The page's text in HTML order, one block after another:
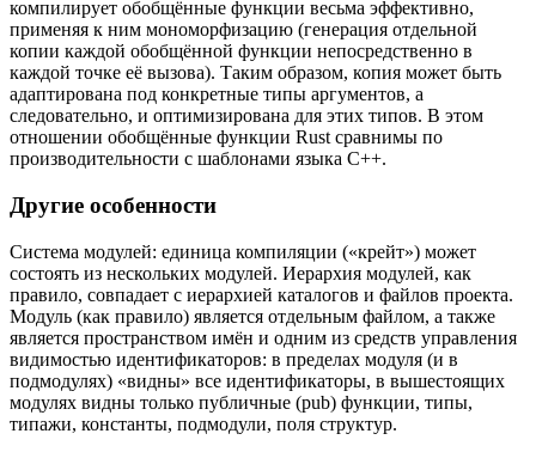
компилирует обобщённые функции весьма эффективно,
применяя к ним мономорфизацию (генерация отдельной
копии каждой обобщённой функции непосредственно в
каждой точке её вызова). Таким образом, копия может быть
адаптирована под конкретные типы аргументов, а
следовательно, и оптимизирована для этих типов. В этом
отношении обобщённые функции Rust сравнимы по
производительности с шаблонами языка C++.
Другие особенности
Система модулей: единица компиляции («крейт») может
состоять из нескольких модулей. Иерархия модулей, как
правило, совпадает с иерархией каталогов и файлов проекта.
Модуль (как правило) является отдельным файлом, а также
является пространством имён и одним из средств управления
видимостью идентификаторов: в пределах модуля (и в
подмодулях) «видны» все идентификаторы, в вышестоящих
модулях видны только публичные (pub) функции, типы,
типажи, константы, подмодули, поля структур.